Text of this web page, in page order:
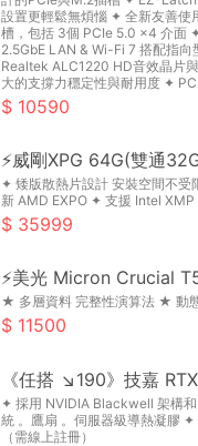
設置更輕鬆無煩惱 ✦ 全新友善使
槽，包括 3個 PCIe 5.0 x4 介面
2.5GbE LAN & Wi-Fi 7 搭配指
Realtek ALC1220 HD音效晶片
大的支撐力穩定性與耐用度 ✦
10590
⚡威剛XPG 64G(雙通
✦ 矮版散熱片設計 安裝空間不
新 AMD EXPO ✦ 支援 Intel
35999
⚡美光 Micron Crucial
★ 多層資料 完整性演算法 ★ 動
11500
《任搭 ↘190》技嘉
✦ 採用 NVIDIA Blackwell 架構
統 。鷹扇 。伺服器級導熱凝膠
（需線上註冊）